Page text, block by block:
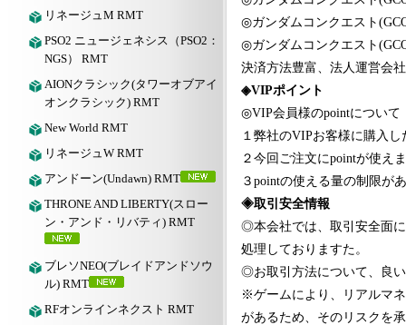
リネージュM RMT
PSO2 ニュージェネシス（PSO2：
NGS） RMT
AIONクラシック(タワーオブアイ
オンクラシック) RMT
New World RMT
リネージュW RMT
アンドーン(Undawn) RMT
THRONE AND LIBERTY(スロー
ン・アンド・リバティ) RMT
ブレソNEO(ブレイドアンドソウ
ル) RMT
RFオンラインネクスト RMT
◎ガンダムコンクエスト
◎ガンダムコンクエスト
決済方法豊富、法人運営会
◈VIPポイント
◎VIP会員様のpointについて
１弊社のVIPお客様に購入
２今回ご注文にpointが使え
３pointの使える量の制限が
◈取引安全情報
◎本会社では、取引安全面
処理しておりますた。
◎お取引方法について、良
※ゲームにより、リアルマ
があるため、そのリスクを